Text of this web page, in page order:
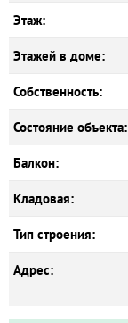
Этаж:
Этажей в доме:
Собственность:
Состояние объекта:
Балкон:
Кладовая:
Тип строения:
Адрес: